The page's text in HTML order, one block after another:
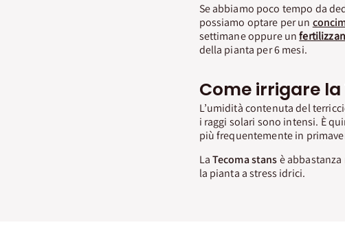
Se abbiamo poco tempo da
possiamo optare per un
settimane oppure un
della pianta per 6 mesi.
Come irrigare
L’umidità contenuta del
i raggi solari sono intensi. È
più frequentemente in
LaTecoma stansè
la pianta a stress idrici.